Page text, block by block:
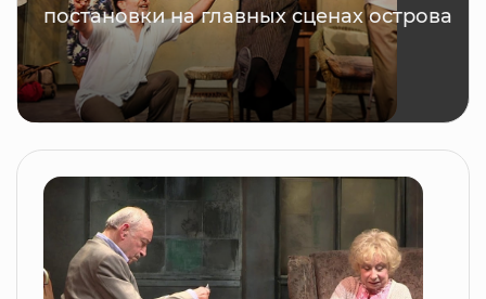
постановки на главных сценах острова